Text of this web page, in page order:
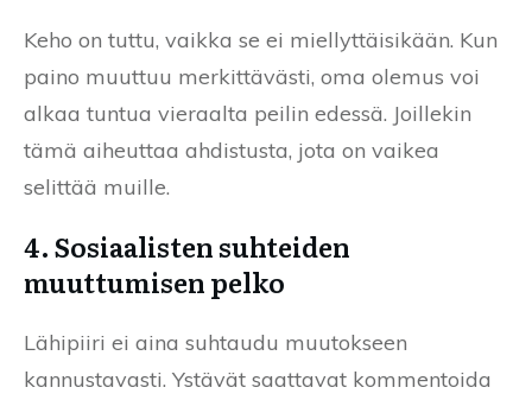
Keho on tuttu, vaikka se ei miellyttäisikään. Kun
paino muuttuu merkittävästi, oma olemus voi
alkaa tuntua vieraalta peilin edessä. Joillekin
tämä aiheuttaa ahdistusta, jota on vaikea
selittää muille.
4. Sosiaalisten suhteiden
muuttumisen pelko
Lähipiiri ei aina suhtaudu muutokseen
kannustavasti. Ystävät saattavat kommentoida